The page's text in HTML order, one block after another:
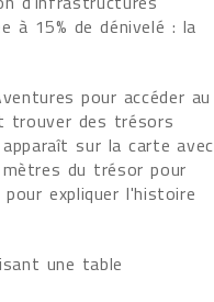
à 15% de dénivelé : la
pour accéder au
trouver des trésors
sur la carte avec
du trésor pour
expliquer l'histoire
une table